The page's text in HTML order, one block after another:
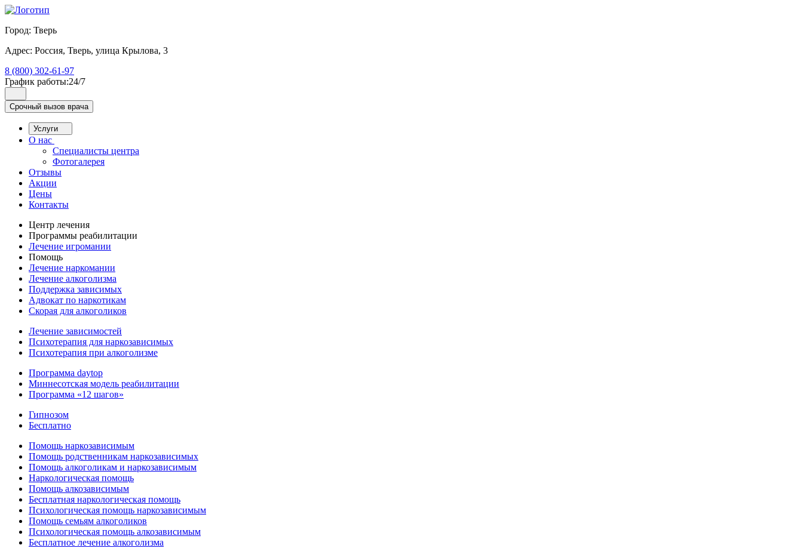
Город: Тверь
Адрес: Россия, Тверь, улица Крылова, 3
8 (800) 302-61-97
График работы:24/7
Срочный вызов врача
Услуги
О нас
Специалисты центра
Фотогалерея
Отзывы
Акции
Цены
Контакты
Центр лечения
Программы реабилитации
Лечение игромании
Помощь
Лечение наркомании
Лечение алкоголизма
Поддержка зависимых
Адвокат по наркотикам
Скорая для алкоголиков
Лечение зависимостей
Психотерапия для наркозависимых
Психотерапия при алкоголизме
Программа daytop
Миннесотская модель реабилитации
Программа «12 шагов»
Гипнозом
Бесплатно
Помощь наркозависимым
Помощь родственникам наркозависимых
Помощь алкоголикам и наркозависимым
Наркологическая помощь
Помощь алкозависимым
Бесплатная наркологическая помощь
Психологическая помощь наркозависимым
Помощь семьям алкоголиков
Психологическая помощь алкозависимым
Бесплатное лечение алкоголизма